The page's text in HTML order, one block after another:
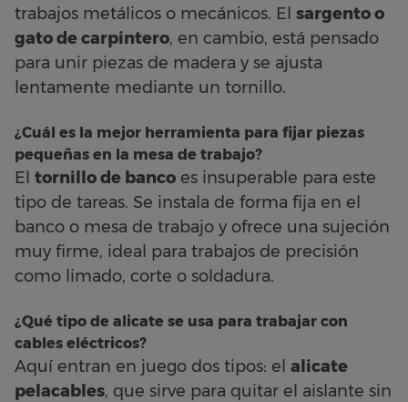
trabajos metálicos o mecánicos. El sargento o
gato de carpintero, en cambio, está pensado
para unir piezas de madera y se ajusta
lentamente mediante un tornillo.
¿Cuál es la mejor herramienta para fijar piezas
pequeñas en la mesa de trabajo?
El tornillo de banco es insuperable para este
tipo de tareas. Se instala de forma fija en el
banco o mesa de trabajo y ofrece una sujeción
muy firme, ideal para trabajos de precisión
como limado, corte o soldadura.
¿Qué tipo de alicate se usa para trabajar con
cables eléctricos?
Aquí entran en juego dos tipos: el alicate
pelacables, que sirve para quitar el aislante sin